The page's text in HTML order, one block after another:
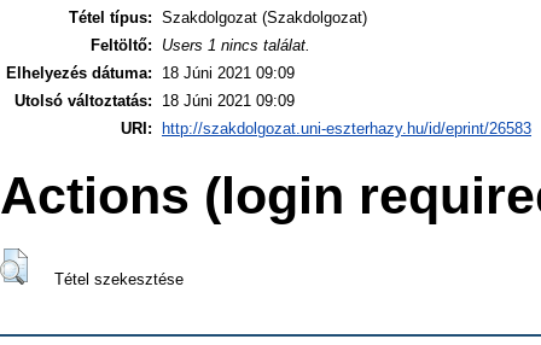
Tétel típus: Szakdolgozat (Szakdolgozat)
Feltöltő:
Users 1 nincs találat.
Elhelyezés dátuma:
18 Júni 2021 09:09
Utolsó változtatás:
18 Júni 2021 09:09
URI:
http://szakdolgozat.uni-eszterhazy.hu/id/eprint/26583
Actions (login
Tétel szekesztése